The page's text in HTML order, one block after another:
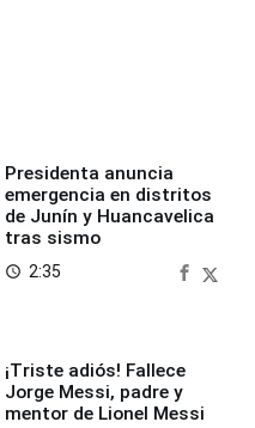
Presidenta anuncia
emergencia en distritos
de Junín y Huancavelica
tras sismo
access_time 2:35
¡Triste adiós! Fallece
Jorge Messi, padre y
mentor de Lionel Messi